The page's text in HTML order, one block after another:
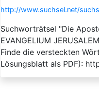
http://www.suchsel.net/
Suchworträtsel "Die
EVANGELIUM
Finde die versteckten
Lösungsblatt als PDF):